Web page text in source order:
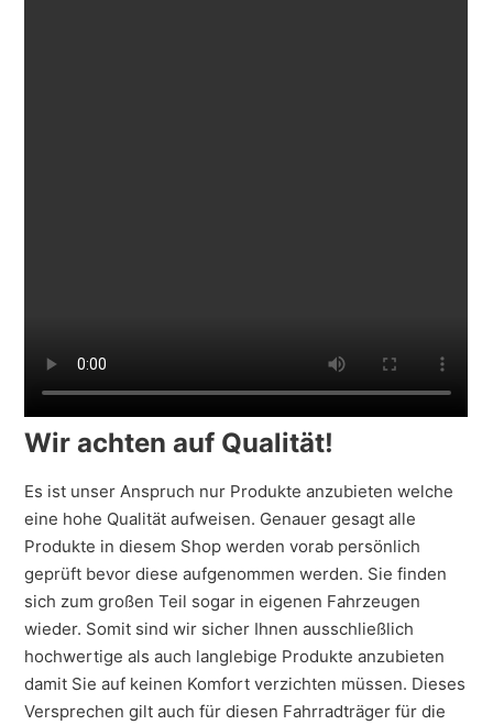
Wir achten auf Qualität!
Es ist unser Anspruch nur Produkte anzubieten welche
eine hohe Qualität aufweisen. Genauer gesagt alle
Produkte in diesem Shop werden vorab persönlich
geprüft bevor diese aufgenommen werden. Sie finden
sich zum großen Teil sogar in eigenen Fahrzeugen
wieder. Somit sind wir sicher Ihnen ausschließlich
hochwertige als auch langlebige Produkte anzubieten
damit Sie auf keinen Komfort verzichten müssen. Dieses
Versprechen gilt auch für diesen Fahrradträger für die